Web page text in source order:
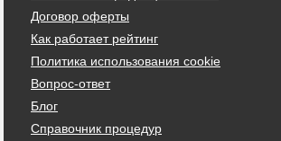
Договор оферты
Как работает рейтинг
Политика использования cookie
Вопрос-ответ
Блог
Справочник процедур